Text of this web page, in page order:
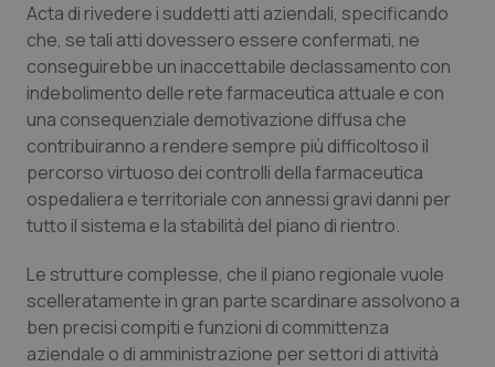
Oncologia & Nutrizione
Psoriasi & pelle
Quotidiano Cardiologia
Quotidiano Chirurgia
Quotidiano Oncologia
Quotidiano Pediatria
Acta di rivedere i suddetti atti aziendali, specificando
che, se tali atti dovessero essere confermati, ne
conseguirebbe un inaccettabile declassamento con
indebolimento delle rete farmaceutica attuale e con
una consequenziale demotivazione diffusa che
contribuiranno a rendere sempre più difficoltoso il
percorso virtuoso dei controlli della farmaceutica
ospedaliera e territoriale con annessi gravi danni per
tutto il sistema e la stabilità del piano di rientro.
Le strutture complesse, che il piano regionale vuole
scelleratamente in gran parte scardinare assolvono a
ben precisi compiti e funzioni di committenza
aziendale o di amministrazione per settori di attività